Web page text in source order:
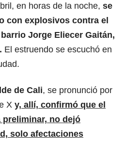
en horas de la noche, se
con explosivos contra el
Jorge Eliecer Gaitán,
El estruendo se escuchó en
de Cali, se pronunció por
X y, allí, confirmó que el
preliminar, no dejó
solo afectaciones